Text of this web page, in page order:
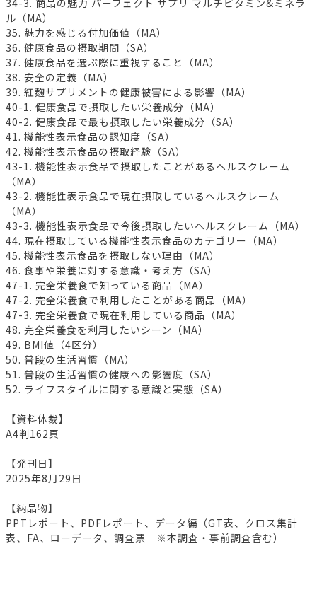
ル（MA）
35. 魅力を感じる付加価値（MA）
36. 健康食品の摂取期間（SA）
37. 健康食品を選ぶ際に重視すること（MA）
38. 安全の定義（MA）
39. 紅麹サプリメントの健康被害による影響（MA）
40-1. 健康食品で摂取したい栄養成分（MA）
40-2. 健康食品で最も摂取したい栄養成分（SA）
41. 機能性表示食品の認知度（SA）
42. 機能性表示食品の摂取経験（SA）
43-1. 機能性表示食品で摂取したことがあるヘルスクレーム
（MA）
43-2. 機能性表示食品で現在摂取しているヘルスクレーム
（MA）
43-3. 機能性表示食品で今後摂取したいヘルスクレーム（MA）
44. 現在摂取している機能性表示食品のカテゴリー（MA）
45. 機能性表示食品を摂取しない理由（MA）
46. 食事や栄養に対する意識・考え方（SA）
47-1. 完全栄養食で知っている商品（MA）
47-2. 完全栄養食で利用したことがある商品（MA）
47-3. 完全栄養食で現在利用している商品（MA）
48. 完全栄養食を利用したいシーン（MA）
49. BMI値（4区分）
50. 普段の生活習慣（MA）
51. 普段の生活習慣の健康への影響度（SA）
52. ライフスタイルに関する意識と実態（SA）
【資料体裁】
A4判162頁
【発刊日】
2025年8月29日
【納品物】
PPTレポート、PDFレポート、データ編（GT表、クロス集計
表、FA、ローデータ、調査票 ※本調査・事前調査含む）